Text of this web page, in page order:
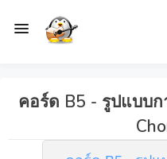
คอร์ด B5 - รูปแบบ